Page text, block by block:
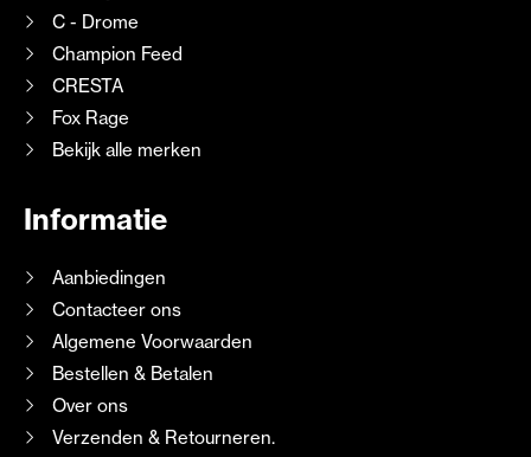
C - Drome
Champion Feed
CRESTA
Fox Rage
Bekijk alle merken
Informatie
Aanbiedingen
Contacteer ons
Algemene Voorwaarden
Bestellen & Betalen
Over ons
Verzenden & Retourneren.